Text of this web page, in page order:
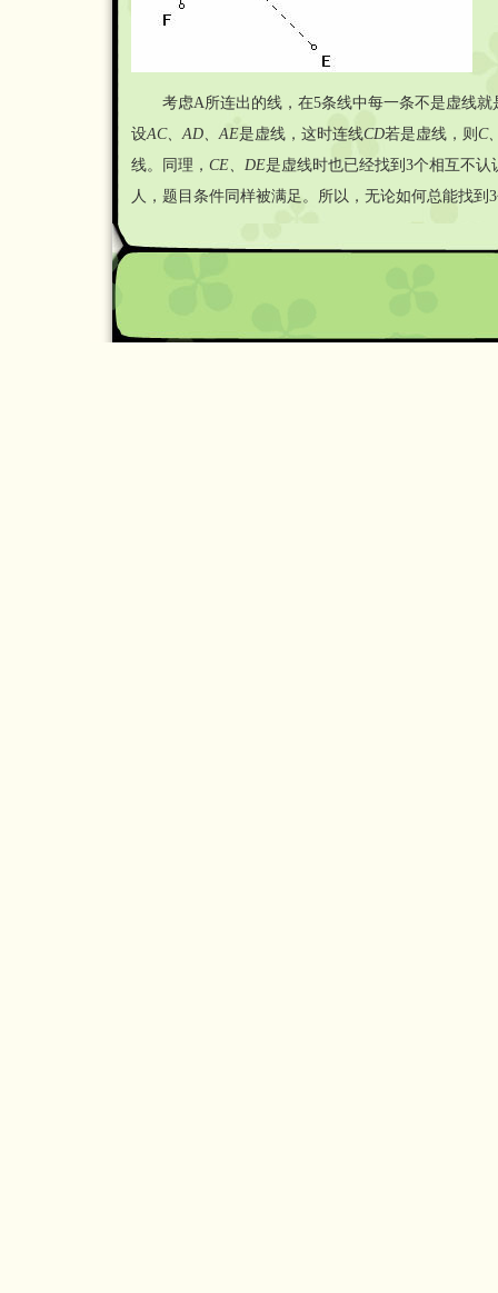
考虑A所连出的线，在5条线中每一条不是虚线就
设AC、AD、AE是虚线，这时连线CD若是虚线，则 C
线。同理， CE、DE是虚线时也已经找到3个相互不
人，题目条件同样被满足。所以，无论如何总能找到